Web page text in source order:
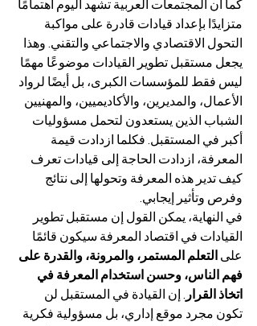
كما أن المجتمعات العربية تشهد اليوم اهتمامًا
متزايدًا بإعداد قيادات قادرة على مواكبة
التحول الاقتصادي والاجتماعي والتقني. وهذا
يجعل مستقبل تطوير القيادات موضوعًا مهمًا
ليس فقط للمؤسسات الكبرى، بل أيضًا لرواد
الأعمال، والمديرين، والأكاديميين، والمهنيين
الشباب الذين يستعدون لتحمل مسؤوليات
أكبر في المستقبل. فكلما ازدادت قيمة
المعرفة، ازدادت الحاجة إلى قيادات تعرف
كيف تدير هذه المعرفة وتحولها إلى نتائج
وفرص وتأثير إيجابي.
في النهاية، يمكن القول إن مستقبل تطوير
القيادات في اقتصاد المعرفة سيكون قائمًا
على التعلم المستمر، والمرونة، والقدرة على
فهم الناس، وحسن استخدام المعرفة في
اتخاذ القرار
. إن القيادة في المستقبل لن
تكون مجرد موقع إداري، بل مسؤولية فكرية